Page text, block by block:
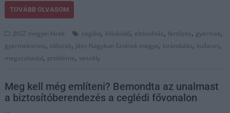
TOVÁBB OLVASOM
JNSZ megyei hírek cegléd, élősködő, eltávolítás, fertőzés, gyermek,
gyermekorvos, időszak, Jász-Nagykun Szolnok megye, kirándulás, kullancs,
megszabadul, probléma,veszély
Meg kell még említeni? Bemondta az unalmast
a biztosítóberendezés a ceglédi fővonalon